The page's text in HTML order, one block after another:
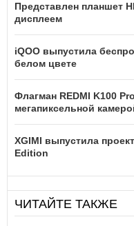
Представлен планшет
дисплеем
iQOO выпустила
белом цвете
Флагман REDMI K100
мегапиксельной
XGIMI выпустила
Edition
ЧИТАЙТЕ ТАКЖЕ